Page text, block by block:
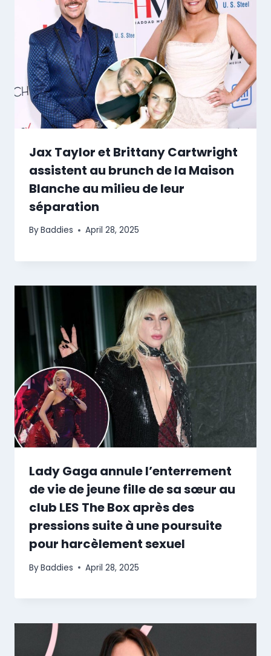
Jax Taylor et Brittany Cartwright
assistent au brunch de la Maison
Blanche au milieu de leur
séparation
ByBaddies April 28, 2025
Lady Gaga annule l’enterrement
de vie de jeune fille de sa sœur au
club LES The Box après des
pressions suite à une poursuite
pour harcèlement sexuel
ByBaddies April 28, 2025